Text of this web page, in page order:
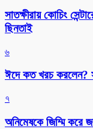
সাতক্ষীরায় কোচিং
ছিনতাই
৬
ঈদে কত খরচ করলেন?
৭
অনিমেষকে জিম্মি